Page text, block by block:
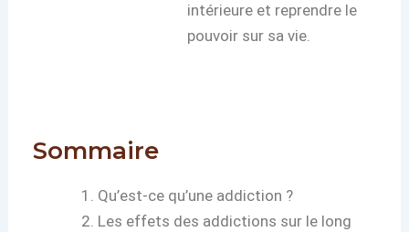
intérieure et reprendre le
pouvoir sur sa vie.
Sommaire
Qu’est-ce qu’une addiction ?
Les effets des addictions sur le long